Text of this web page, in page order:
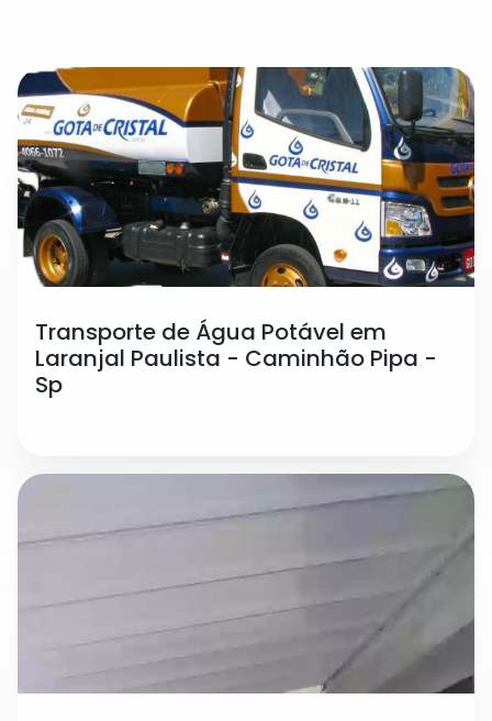
Transporte de Água Potável em
Laranjal Paulista - Caminhão Pipa -
Sp